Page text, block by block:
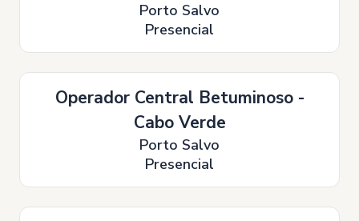
Porto Salvo
Presencial
Operador Central Betuminoso -
Cabo Verde
Porto Salvo
Presencial